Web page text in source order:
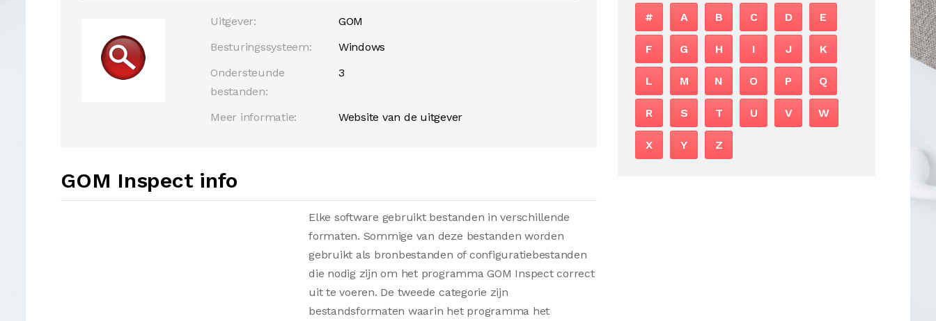
Uitgever:
GOM
Besturingssysteem:
Windows
Ondersteunde
bestanden:
3
Meer informatie: Website van de uitgever
GOM Inspect info
Elke software gebruikt bestanden in verschillende
formaten. Sommige van deze bestanden worden
gebruikt als bronbestanden of configuratiebestanden
die nodig zijn om het programma GOM Inspect correct
uit te voeren. De tweede categorie zijn
bestandsformaten waarin het programma het
# A B C D E
F G H I J K
L M N O P Q
R S T U V W
X Y Z